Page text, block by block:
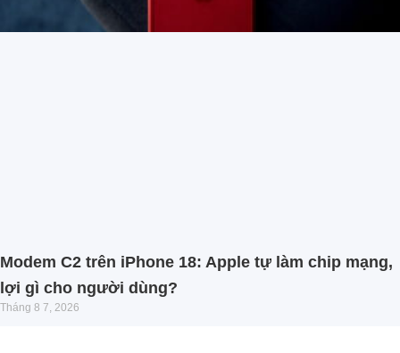
Modem C2 trên iPhone 18: Apple tự làm chip mạng,
lợi gì cho người dùng?
Tháng 8 7, 2026